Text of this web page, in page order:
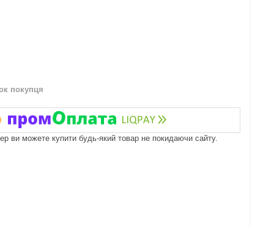
покупця
ви можете купити будь-який товар не покидаючи сайту.